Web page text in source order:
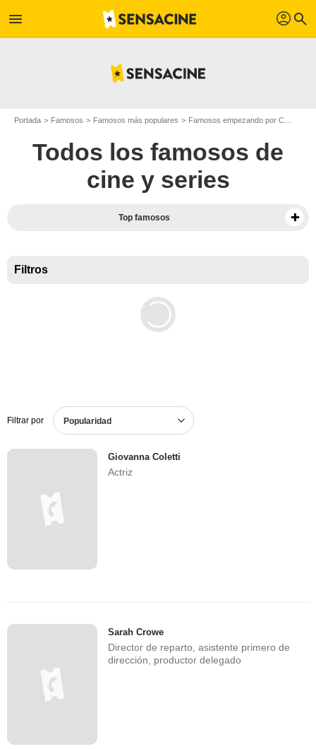
menu profil search
Portada Famosos Famosos más populares Famosos empezando por C
Todos los famosos de
cine y series
Top famosos
Filtros
Filtrar por Popularidad
Giovanna Coletti
Actriz
Sarah Crowe
Director de reparto, asistente primero de
dirección, productor delegado